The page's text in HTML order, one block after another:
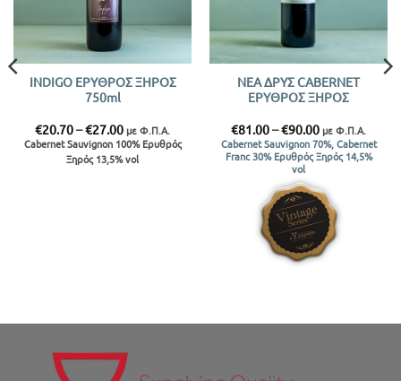
INDIGO ΕΡΥΘΡΟΣ ΞΗΡΟΣ
750ml
€20.70–€27.00Price
range:
€20.70
through
με Φ.Π.Α.
Cabernet Sauvignon 100% Ερυθρός
Ξηρός 13,5% vol
ΝΕΑ ΔΡΥΣ CABERNET
ΕΡΥΘΡΟΣ ΞΗΡΟΣ
€81.00–€90.00Price
range:
€81.00
through
με Φ.Π.Α.
Cabernet Sauvignon 70%, Cabernet
Franc 30% Ερυθρός Ξηρός 14,5%
vol